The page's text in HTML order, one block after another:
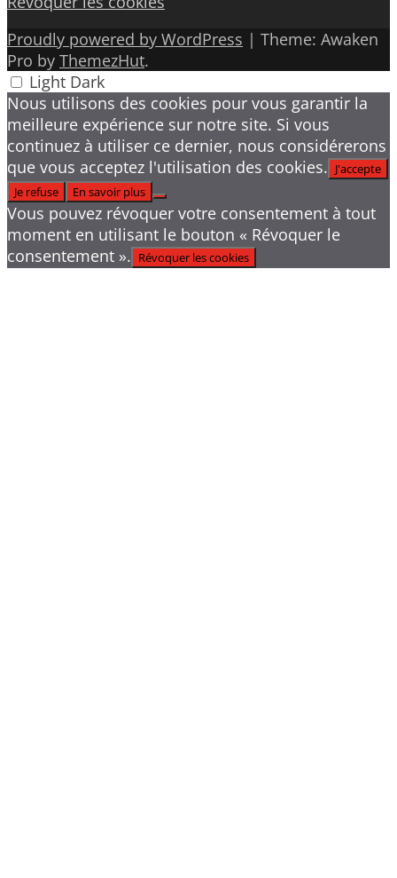
Proudly powered by WordPress | Theme: Awaken
Pro by ThemezHut.
Light Dark
Nous utilisons des cookies pour vous garantir la
meilleure expérience sur notre site. Si vous
continuez à utiliser ce dernier, nous considérerons
que vous acceptez l'utilisation des cookies. J'accepte
Je refuse
En savoir plus
Vous pouvez révoquer votre consentement à tout
moment en utilisant le bouton « Révoquer le
consentement ». Révoquer les cookies